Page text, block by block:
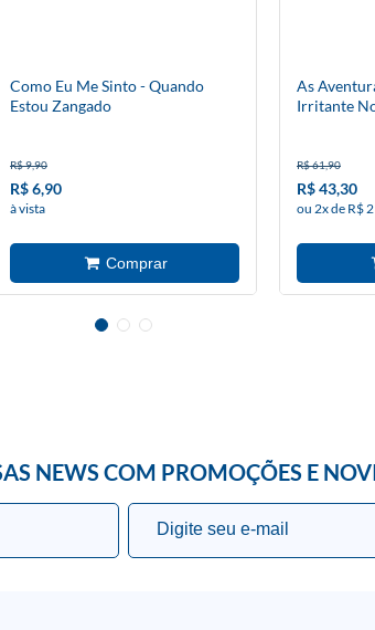
Como Eu Me Sinto - Quando
Estou Zangado
R$ 9,90
R$ 6,90
à vista
As
Irritante
R$ 61,90
R$ 43,30
ou 2x de R$
NEWS COM PROMOÇÕES E